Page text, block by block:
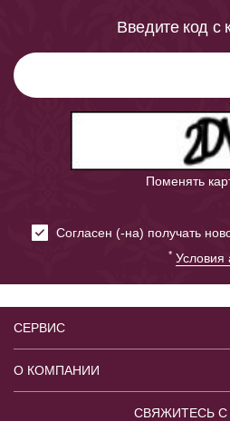
Введите код с
Поменять
Cогласен (-на) получать
* Условия
СЕРВИС
О КОМПАНИИ
СВЯЖИТЕСЬ С